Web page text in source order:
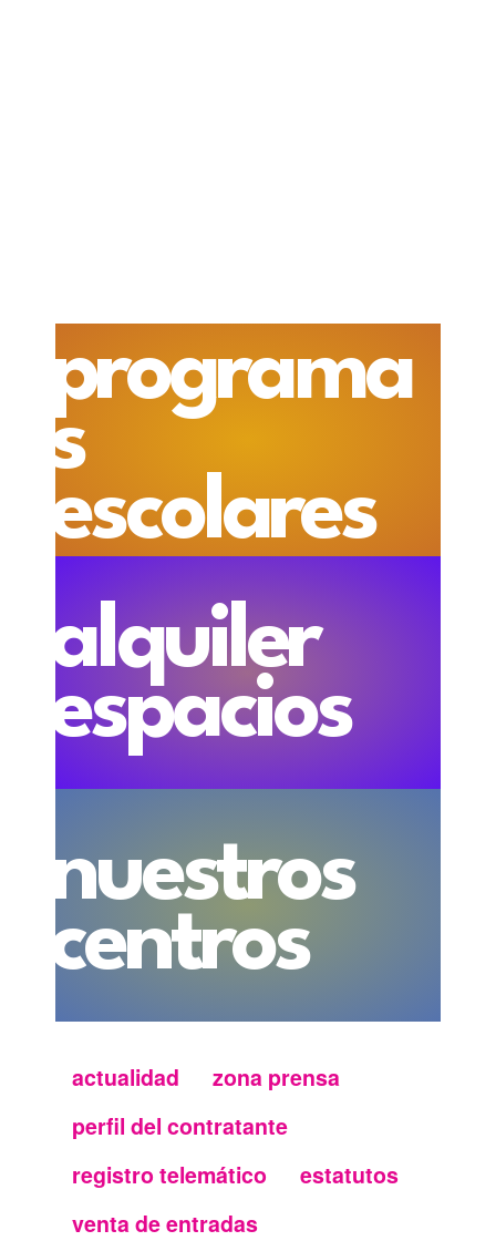
programa
s
escolares
alquiler
espacios
nuestros
centros
secundario
FMC
actualidad
zona prensa
perfil del contratante
registro telemático
estatutos
venta de entradas